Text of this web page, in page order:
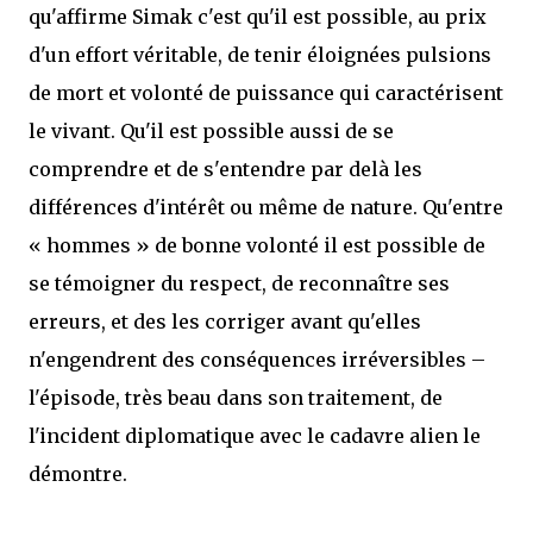
qu'affirme Simak c'est qu'il est possible, au prix
d'un effort véritable, de tenir éloignées pulsions
de mort et volonté de puissance qui caractérisent
le vivant. Qu'il est possible aussi de se
comprendre et de s'entendre par delà les
différences d'intérêt ou même de nature. Qu'entre
« hommes » de bonne volonté il est possible de
se témoigner du respect, de reconnaître ses
erreurs, et des les corriger avant qu'elles
n'engendrent des conséquences irréversibles –
l'épisode, très beau dans son traitement, de
l'incident diplomatique avec le cadavre alien le
démontre.